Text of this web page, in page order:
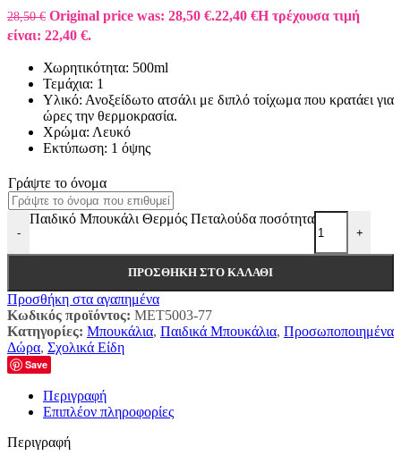
28,50€ Original price was: 28,50 €.22,40 €Η τρέχουσα τιμή
είναι: 22,40 €.
Χωρητικότητα: 500ml
Τεμάχια: 1
Υλικό: Ανοξείδωτο ατσάλι με διπλό τοίχωμα που κρατάει για
ώρες την θερμοκρασία.
Χρώμα: Λευκό
Εκτύπωση: 1 όψης
Γράψτε το όνομα
-
Παιδικό Μπουκάλι Θερμός Πεταλούδα ποσότητα
+
ΠΡΟΣΘΉΚΗ ΣΤΟ ΚΑΛΆΘΙ
Προσθήκη στα αγαπημένα
Κωδικός προϊόντος: MET5003-77
Κατηγορίες: Μπουκάλια, Παιδικά Μπουκάλια, Προσωποποιημένα
Δώρα, Σχολικά Είδη
Save
Περιγραφή
Επιπλέον πληροφορίες
Περιγραφή